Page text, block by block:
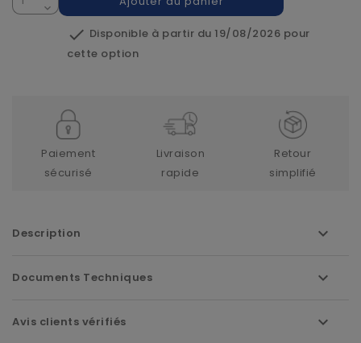
 Disponible à partir du 19/08/2026 pour
cette option
Paiement
sécurisé
Livraison
rapide
Retour
simplifié
Description
Documents Techniques
Avis clients vérifiés